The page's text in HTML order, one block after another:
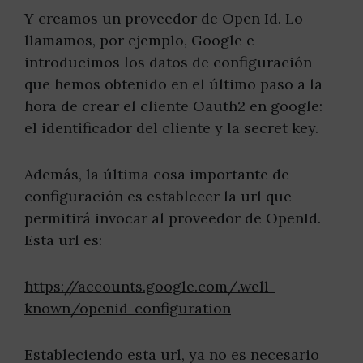
Y creamos un proveedor de Open Id. Lo
llamamos, por ejemplo, Google e
introducimos los datos de configuración
que hemos obtenido en el último paso a la
hora de crear el cliente Oauth2 en google:
el identificador del cliente y la secret key.
Además, la última cosa importante de
configuración es establecer la url que
permitirá invocar al proveedor de OpenId.
Esta url es:
https://accounts.google.com/.well-
known/openid-configuration
Estableciendo esta url, ya no es necesario